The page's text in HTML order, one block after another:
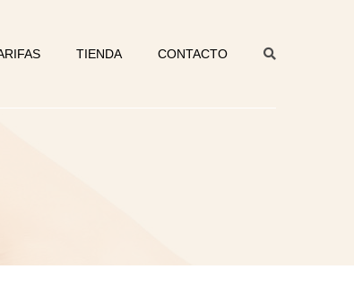
TIENDA CONTACTO